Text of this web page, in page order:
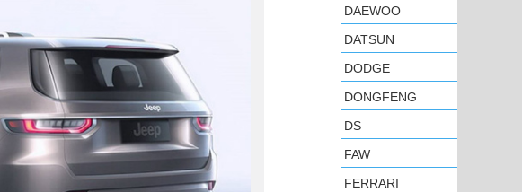
DAEWOO
DATSUN
DODGE
DONGFENG
DS
FAW
FERRARI